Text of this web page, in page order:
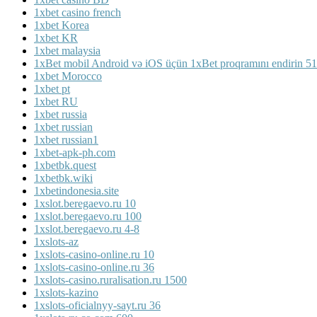
1xbet casino french
1xbet Korea
1xbet KR
1xbet malaysia
1xBet mobil Android və iOS üçün 1xBet proqramını endirin
1xbet Morocco
1xbet pt
1xbet RU
1xbet russia
1xbet russian
1xbet russian1
1xbet-apk-ph.com
1xbetbk.quest
1xbetbk.wiki
1xbetindonesia.site
1xslot.beregaevo.ru 10
1xslot.beregaevo.ru 100
1xslot.beregaevo.ru 4-8
1xslots-az
1xslots-casino-online.ru 10
1xslots-casino-online.ru 36
1xslots-casino.ruralisation.ru 1500
1xslots-kazino
1xslots-oficialnyy-sayt.ru 36